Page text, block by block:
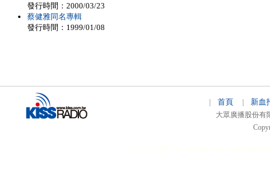
發行時間：2000/03/23
蔡健雅同名專輯
發行時間：1999/01/08
首頁 新血
大眾廣播股份有